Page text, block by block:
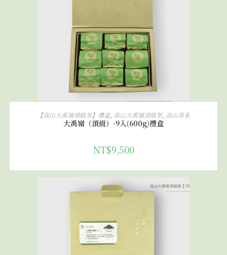
加入購物車
【高山大禹嶺頂級茶】禮盒, 高山大禹嶺頂級茶, 高山茶系
大禹嶺（頂級）-9入(600g)禮盒
NT$9,500